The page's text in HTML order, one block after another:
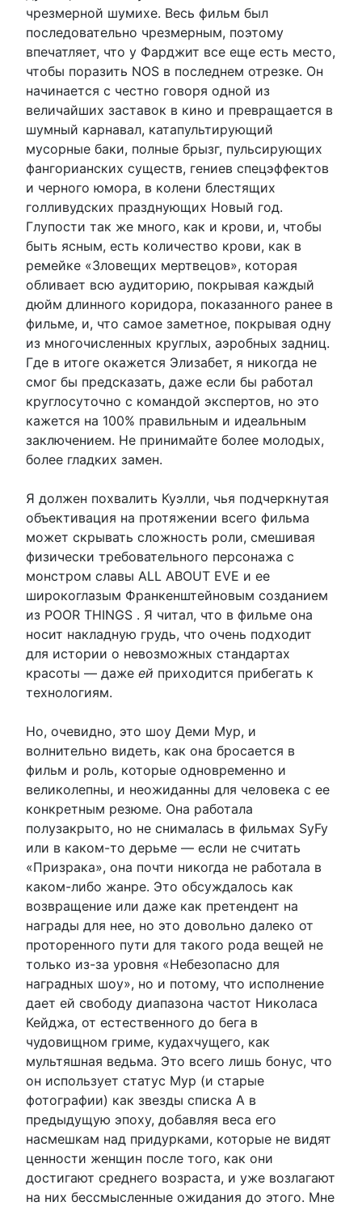
чрезмерной шумихе. Весь фильм был
последовательно чрезмерным, поэтому
впечатляет, что у Фарджит все еще есть место,
чтобы поразить NOS в последнем отрезке. Он
начинается с честно говоря одной из
величайших заставок в кино и превращается в
шумный карнавал, катапультирующий
мусорные баки, полные брызг, пульсирующих
фангорианских существ, гениев спецэффектов
и черного юмора, в колени блестящих
голливудских празднующих Новый год.
Глупости так же много, как и крови, и, чтобы
быть ясным, есть количество крови, как в
ремейке «Зловещих мертвецов», которая
обливает всю аудиторию, покрывая каждый
дюйм длинного коридора, показанного ранее в
фильме, и, что самое заметное, покрывая одну
из многочисленных круглых, аэробных задниц.
Где в итоге окажется Элизабет, я никогда не
смог бы предсказать, даже если бы работал
круглосуточно с командой экспертов, но это
кажется на 100% правильным и идеальным
заключением. Не принимайте более молодых,
более гладких замен.
Я должен похвалить Куэлли, чья подчеркнутая
объективация на протяжении всего фильма
может скрывать сложность роли, смешивая
физически требовательного персонажа с
монстром славы ALL ABOUT EVE и ее
широкоглазым Франкенштейновым созданием
из POOR THINGS . Я читал, что в фильме она
носит накладную грудь, что очень подходит
для истории о невозможных стандартах
красоты — даже ей приходится прибегать к
технологиям.
Но, очевидно, это шоу Деми Мур, и
волнительно видеть, как она бросается в
фильм и роль, которые одновременно и
великолепны, и неожиданны для человека с ее
конкретным резюме. Она работала
полузакрыто, но не снималась в фильмах SyFy
или в каком-то дерьме — если не считать
«Призрака», она почти никогда не работала в
каком-либо жанре. Это обсуждалось как
возвращение или даже как претендент на
награды для нее, но это довольно далеко от
проторенного пути для такого рода вещей не
только из-за уровня «Небезопасно для
наградных шоу», но и потому, что исполнение
дает ей свободу диапазона частот Николаса
Кейджа, от естественного до бега в
чудовищном гриме, кудахчущего, как
мультяшная ведьма. Это всего лишь бонус, что
он использует статус Мур (и старые
фотографии) как звезды списка А в
предыдущую эпоху, добавляя веса его
насмешкам над придурками, которые не видят
ценности женщин после того, как они
достигают среднего возраста, и уже возлагают
на них бессмысленные ожидания до этого. Мне